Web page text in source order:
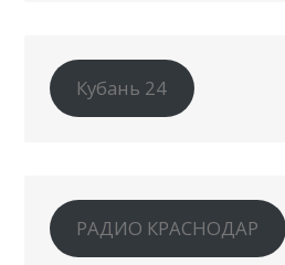
Кубань 24
РАДИО КРАСНОДАР